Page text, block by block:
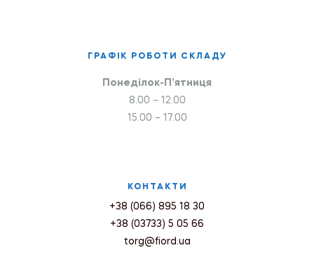
ГРАФІК РОБОТИ СКЛАДУ
Понеділок-П’ятниця
8.00 – 12.00
15.00 – 17.00
КОНТАКТИ
+38 (066) 895 18 30
+38 (03733) 5 05 66
torg@fiord.ua